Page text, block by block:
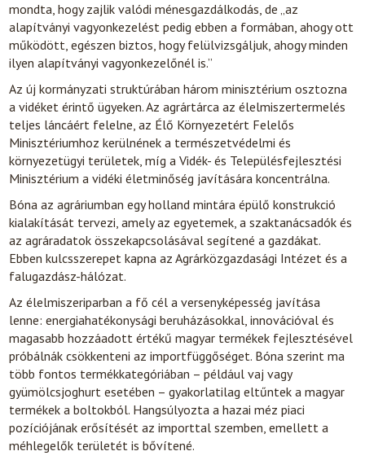
mondta, hogy zajlik valódi ménesgazdálkodás, de „az
alapítványi vagyonkezelést pedig ebben a formában, ahogy ott
működött, egészen biztos, hogy felülvizsgáljuk, ahogy minden
ilyen alapítványi vagyonkezelőnél is.”
Az új kormányzati struktúrában három minisztérium osztozna
a vidéket érintő ügyeken. Az agrártárca az élelmiszertermelés
teljes láncáért felelne, az Élő Környezetért Felelős
Minisztériumhoz kerülnének a természetvédelmi és
környezetügyi területek, míg a Vidék- és Településfejlesztési
Minisztérium a vidéki életminőség javítására koncentrálna.
Bóna az agráriumban egy holland mintára épülő konstrukció
kialakítását tervezi, amely az egyetemek, a szaktanácsadók és
az agráradatok összekapcsolásával segítené a gazdákat.
Ebben kulcsszerepet kapna az Agrárközgazdasági Intézet és a
falugazdász-hálózat.
Az élelmiszeriparban a fő cél a versenyképesség javítása
lenne: energiahatékonysági beruházásokkal, innovációval és
magasabb hozzáadott értékű magyar termékek fejlesztésével
próbálnák csökkenteni az importfüggőséget. Bóna szerint ma
több fontos termékkategóriában – például vaj vagy
gyümölcsjoghurt esetében – gyakorlatilag eltűntek a magyar
termékek a boltokból. Hangsúlyozta a hazai méz piaci
pozíciójának erősítését az importtal szemben, emellett a
méhlegelők területét is bővítené.